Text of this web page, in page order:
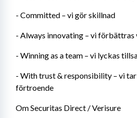
- Committed – vi gör skillnad
- Always innovating – vi förbättras
- Winning as a team – vi lyckas
- With trust & responsibility – vi
förtroende
Om Securitas Direct / Verisure